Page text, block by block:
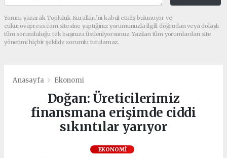
Yorum yazarak Topluluk Kuralları’nı kabul etmiş bulunuyor ve
cukurovapress.com sitesine yaptığınız yorumunuzla ilgili doğrudan veya dolaylı
tüm sorumluluğu tek başınıza üstleniyorsunuz. Yazılan tüm yorumlardan site
yönetimi hiçbir şekilde sorumlu tutulamaz.
Anasayfa Ekonomi
Doğan: Üreticilerimiz
finansmana erişimde ciddi
sıkıntılar yarıyor
EKONOMI